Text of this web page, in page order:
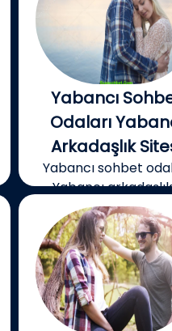
Yabancı
Odaları
Arkadaşlık
Yabancı sohbet
Yabancı